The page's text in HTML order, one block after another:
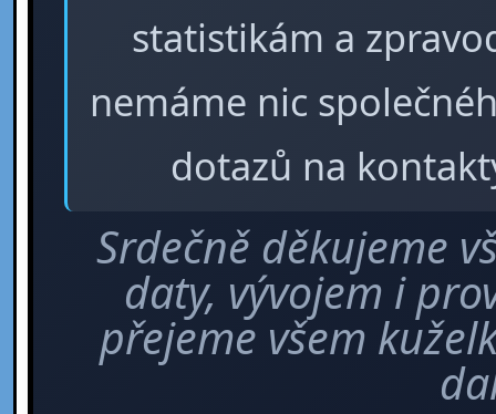
statistikám a
nemáme nic
dotazů na
Srdečně děkujeme
daty, vývojem i
přejeme všem